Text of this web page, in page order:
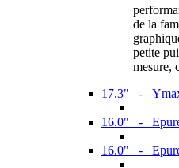
de la
petite
mesure,
17.3" -
16.0" -
16.0" -